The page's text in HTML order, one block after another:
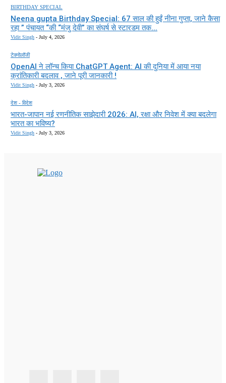
BIRTHDAY SPECIAL
Neena gupta Birthday Special: 67 साल की हुईं नीना गुप्ता, जाने कैसा
रहा ” पंचायत “की “मंजु देवी” का संघर्ष से स्टारडम तक...
Vidit Singh - July 4, 2026
टेक्नोलॉजी
OpenAI ने लॉन्च किया ChatGPT Agent: AI की दुनिया में आया नया
क्रांतिकारी बदलाव , जाने पूरी जानकारी !
Vidit Singh - July 3, 2026
देश - विदेश
भारत-जापान नई रणनीतिक साझेदारी 2026: AI, रक्षा और निवेश में क्या बदलेगा
भारत का भविष्य?
Vidit Singh - July 3, 2026